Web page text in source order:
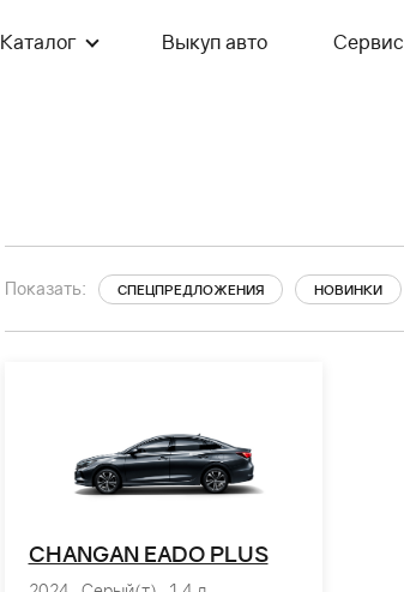
Каталог Выкуп авто Сервис
Показать: СПЕЦПРЕДЛОЖЕНИЯ НОВИНКИ
CHANGAN EADO PLUS